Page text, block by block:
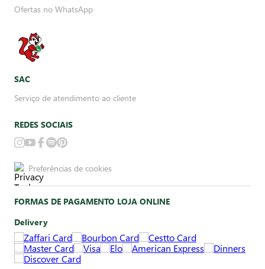
Ofertas no WhatsApp
SAC
Serviço de atendimento ao cliente
REDES SOCIAIS
Preferências de cookies
FORMAS DE PAGAMENTO LOJA ONLINE
Delivery